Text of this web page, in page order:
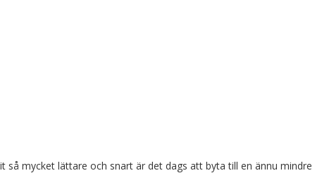
så mycket lättare och snart är det dags att byta till en ännu mindre